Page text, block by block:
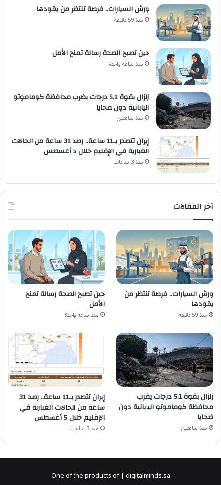
ورش السيارات.. فرصة تنتظر من يقودها
منذ 59 دقيقة
حين تصبح الصحة رسالة تمنح الأمل
منذ ساعة واحدة
زلزال بقوة 5.1 درجات يضرب محافظة كوماموتو
اليابانية دون ضحايا
منذ ساعتين
إيران تتصدر بـ11 ساعة.. رصد 31 ساعة من الحالات
الغبارية في الإقليم خلال 5 أغسطس
منذ 3 ساعات
آخر المقالات
ورش السيارات.. فرصة تنتظر من
يقودها
منذ 59 دقيقة
حين تصبح الصحة رسالة تمنح
الأمل
منذ ساعة واحدة
زلزال بقوة 5.1 درجات يضرب
محافظة كوماموتو اليابانية دون
ضحايا
منذ ساعتين
إيران تتصدر بـ11 ساعة.. رصد 31
ساعة من الحالات الغبارية في
الإقليم خلال 5 أغسطس
منذ 3 ساعات
One of the products of | digitalminds.sa